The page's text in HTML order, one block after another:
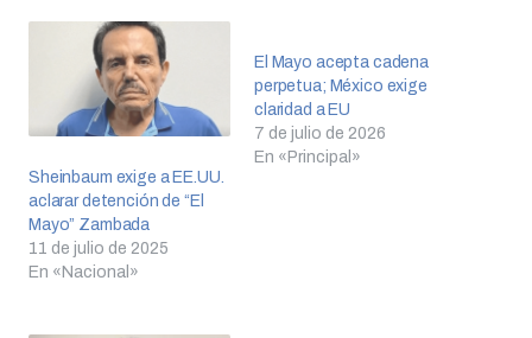
Sheinbaum exige a EE.UU.
aclarar detención de “El
Mayo” Zambada
11 de julio de 2025
En «Nacional»
El Mayo acepta cadena
perpetua; México exige
claridad a EU
7 de julio de 2026
En «Principal»